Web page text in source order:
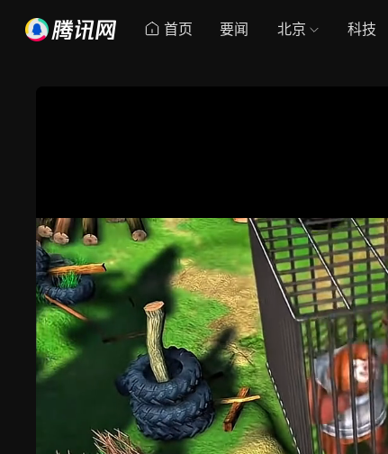
首页 要闻 北京 科技